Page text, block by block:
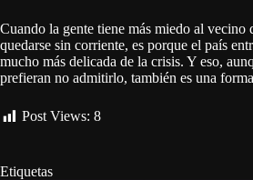
Cuando la gente tiene más miedo al vecino
quedarse sin corriente, es porque el país
mucho más delicada de la crisis. Y eso,
prefieran no admitirlo, también es una
Post Views: 8
Etiquetas